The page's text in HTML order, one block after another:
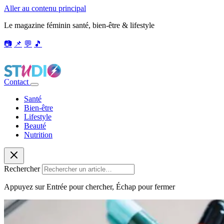
Aller au contenu principal
Le magazine féminin santé, bien-être & lifestyle
📷 📌 💬 🎵
Contact
Santé
Bien-être
Lifestyle
Beauté
Nutrition
Rechercher
Appuyez sur Entrée pour chercher, Échap pour fermer